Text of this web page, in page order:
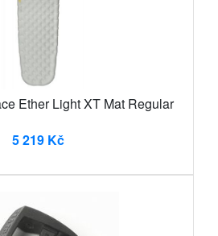
Ether Light XT Mat Regular
5 219 Kč